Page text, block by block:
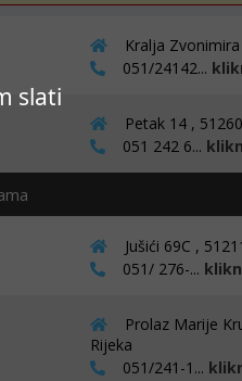
slati
Kralja
051/24142...
Petak 14 ,
051 242 6...
Jušići 69C ,
051/ 276-...
Prolaz Marije
Rijeka
051/241-1...